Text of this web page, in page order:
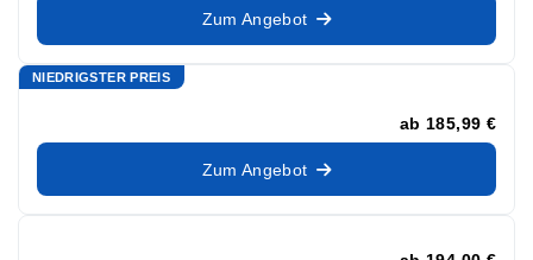
Zum Angebot
NIEDRIGSTER PREIS
ab 185,99 €
Zum Angebot